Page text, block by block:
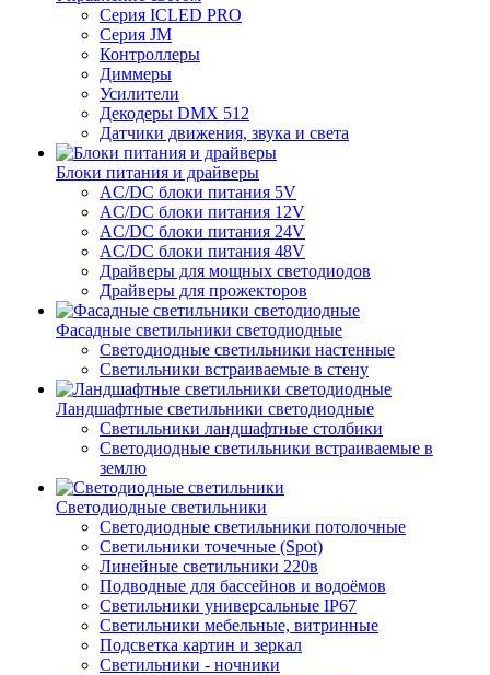
Серия ICLED PRO
Серия JM
Контроллеры
Диммеры
Усилители
Декодеры DMX 512
Датчики движения, звука и света
Блоки питания и драйверы
AC/DC блоки питания 5V
AC/DC блоки питания 12V
AC/DC блоки питания 24V
AC/DC блоки питания 48V
Драйверы для мощных светодиодов
Драйверы для прожекторов
Фасадные светильники светодиодные
Светодиодные светильники настенные
Светильники встраиваемые в стену
Ландшафтные светильники светодиодные
Светильники ландшафтные столбики
Светодиодные светильники встраиваемые в
землю
Светодиодные светильники
Светодиодные светильники потолочные
Светильники точечные (Spot)
Линейные светильники 220в
Подводные для бассейнов и водоёмов
Светильники универсальные IP67
Светильники мебельные, витринные
Подсветка картин и зеркал
Светильники - ночники